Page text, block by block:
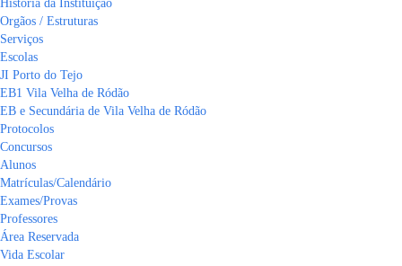
História da Instituição
Orgãos / Estruturas
Serviços
Escolas
JI Porto do Tejo
EB1 Vila Velha de Ródão
EB e Secundária de Vila Velha de Ródão
Protocolos
Concursos
Alunos
Matrículas/Calendário
Exames/Provas
Professores
Área Reservada
Vida Escolar